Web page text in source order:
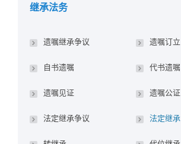
继承法务
遗嘱继承争议 遗嘱订立
自书遗嘱 代书遗嘱
遗嘱见证 遗嘱公证
法定继承争议 法定继承